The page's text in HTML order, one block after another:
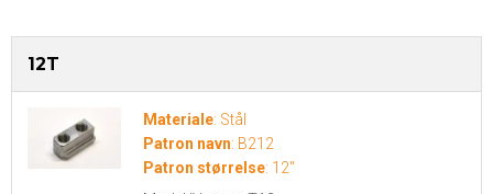
12T
Materiale: Stål
Patron navn: B212
Patron størrelse: 12"